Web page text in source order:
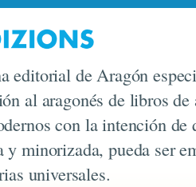
editorial de Aragón
al aragonés de libros de
con la intención de
minorizada, pueda ser
universales.